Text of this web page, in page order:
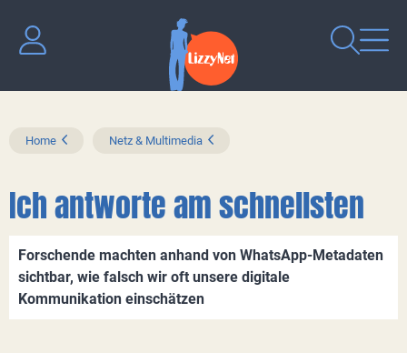
Home Netz & Multimedia
Ich antworte am schnellsten
Forschende machten anhand von WhatsApp-Metadaten
sichtbar, wie falsch wir oft unsere digitale
Kommunikation einschätzen